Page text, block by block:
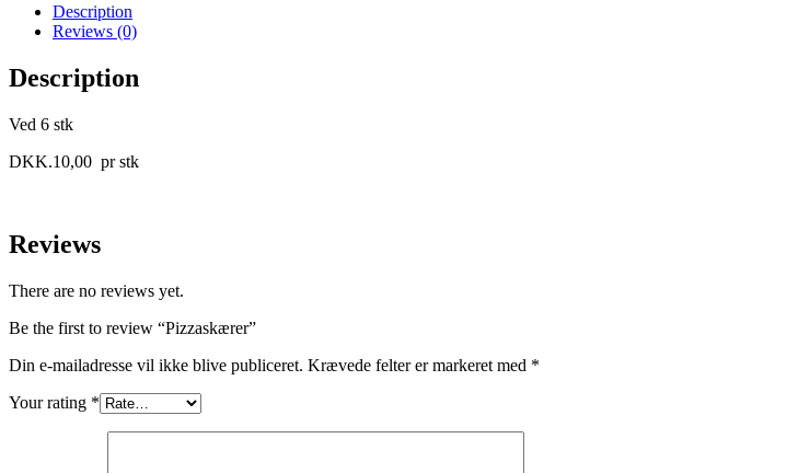
Description
Reviews (0)
Description
Ved 6 stk
DKK.10,00 pr stk
Reviews
There are no reviews yet.
Be the first to review “Pizzaskærer”
Din e-mailadresse vil ikke blive publiceret. Krævede felter er markeret med *
Your rating *